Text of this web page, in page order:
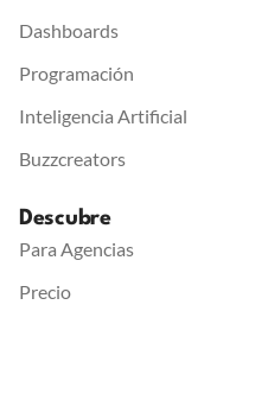
Dashboards
Programación
Inteligencia Artificial
Buzzcreators
Descubre
Para Agencias
Precio